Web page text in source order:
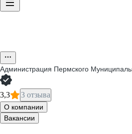
Администрация Пермского
3,3 3 отзыва
О компании
Вакансии